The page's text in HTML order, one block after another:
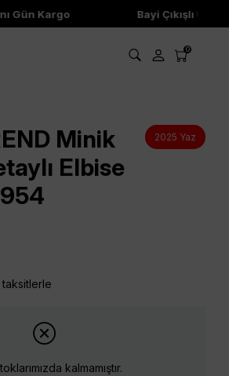
Kargo Bayi Çıkışlı Ürünler
0
Minik
Elbise
2025 Yaz
kalmamıştır.